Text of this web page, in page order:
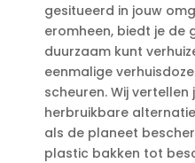
gesitueerd in jouw
eromheen, biedt je de
duurzaam kunt
eenmalige
scheuren.​ Wij
herbruikbare
als de planeet
plastic bakken tot